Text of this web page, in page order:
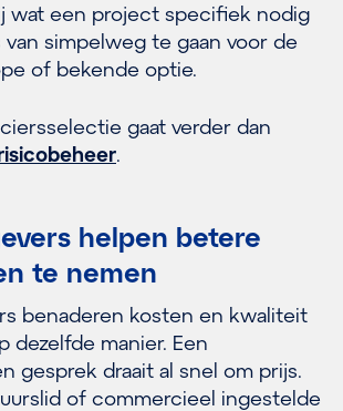
wat een project specifiek nodig
van simpelweg te gaan voor de
of bekende optie.
gaat verder dan
.
helpen betere
te nemen
benaderen kosten en kwaliteit
dezelfde manier. Een
gesprek draait al snel om prijs.
of commercieel ingestelde